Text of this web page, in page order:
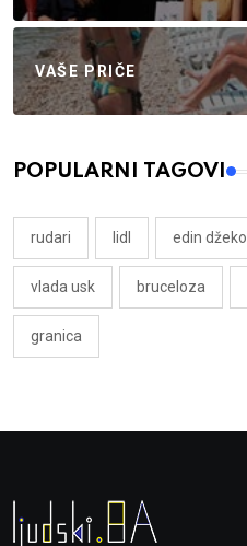
VAŠE PRIČE
POPULARNI TAGOVI
rudari lidl edin džeko
vlada usk bruceloza
granica